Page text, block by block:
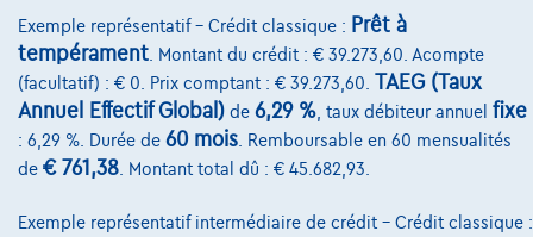
Toyota C-HRClub 1.8hybrid 98ch
02/2022
69.814 km Hybride Automatique 72 kW ( 98 CV )
€20.990
Exemple représentatif – Crédit classique : Prêt à
tempérament . Montant du crédit : € 39.273,60. Acompte
(facultatif) : € 0. Prix comptant : € 39.273,60. TAEG (Taux
Annuel Effectif Global) de 6,29 % , taux débiteur annuel fixe
: 6,29 %. Durée de 60 mois . Remboursable en 60 mensualités
de € 761,38 . Montant total dû : € 45.682,93.
Exemple représentatif intermédiaire de crédit – Crédit classique :